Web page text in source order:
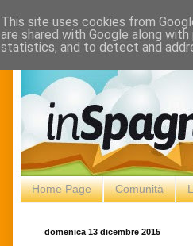
Home Page Comunità
domenica 13 dicembre 2015
This site uses cookies from
are shared with Google along
statistics, and to detect and